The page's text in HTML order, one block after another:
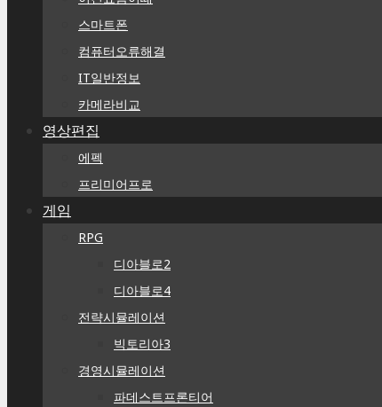
스마트폰
컴퓨터오류해결
IT일반정보
카메라비교
영상편집
에펙
프리미어프로
게임
RPG
디아블로2
디아블로4
전략시뮬레이션
빅토리아3
경영시뮬레이션
파데스트프론티어